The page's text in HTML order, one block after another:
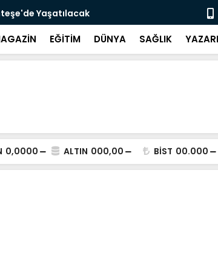
Yaşatılacak Emekli
EĞİTİM DÜNYA SAĞLIK
0,0000 ALTIN 000,00 BİST 00.000